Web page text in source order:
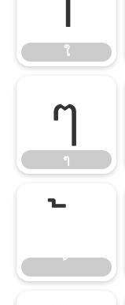
ใ
ๆ
ๆ